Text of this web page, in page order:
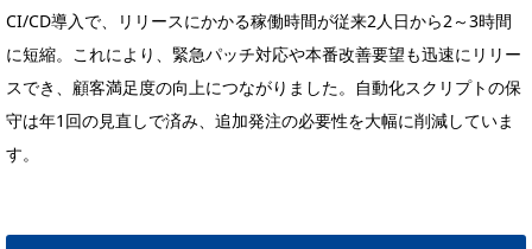
CI/CD導入で、リリースにかかる稼働時間が従来2人日から2～3時間
に短縮。これにより、緊急パッチ対応や本番改善要望も迅速にリリー
スでき、顧客満足度の向上につながりました。自動化スクリプトの保
守は年1回の見直しで済み、追加発注の必要性を大幅に削減していま
す。